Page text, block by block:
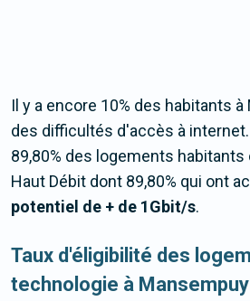
Il y a encore 10% des habitants
des difficultés d'accès à internet.
89,80% des logements
Haut Débit dont 89,80% qui ont
potentiel de + de 1Gbit/s.
Taux d'éligibilité des
technologie à Mansempuy